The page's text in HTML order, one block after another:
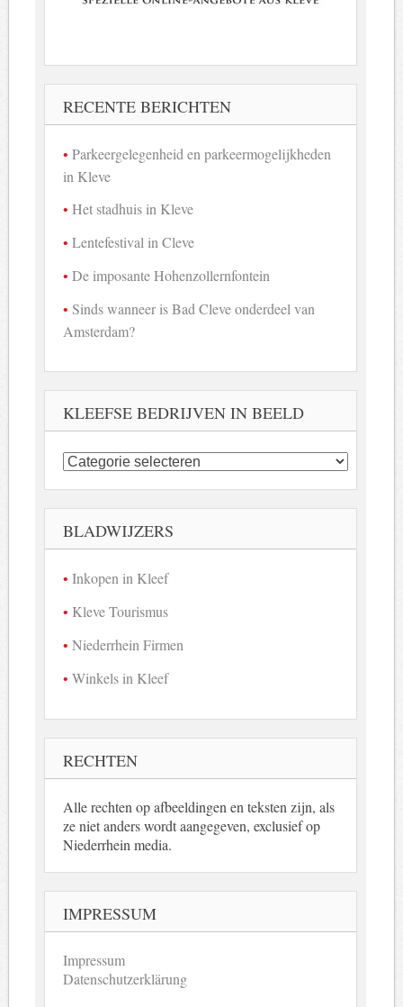
RECENTE BERICHTEN
Parkeergelegenheid en parkeermogelijkheden
in Kleve
Het stadhuis in Kleve
Lentefestival in Cleve
De imposante Hohenzollernfontein
Sinds wanneer is Bad Cleve onderdeel van
Amsterdam?
KLEEFSE BEDRIJVEN IN BEELD
Kleefse
bedrijven
beeld
BLADWIJZERS
Inkopen in Kleef
Kleve Tourismus
Niederrhein Firmen
Winkels in Kleef
RECHTEN
Alle rechten op afbeeldingen en teksten zijn, als
ze niet anders wordt aangegeven, exclusief op
Niederrhein media.
IMPRESSUM
Impressum
Datenschutzerklärung